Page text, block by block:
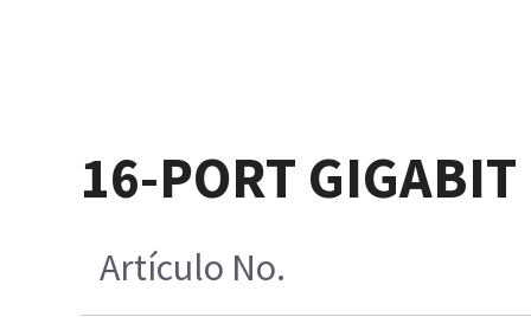
16-PORT
Artículo No.